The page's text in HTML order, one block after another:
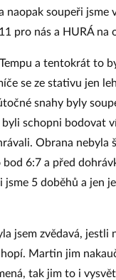
naopak soupeři jsme
pro nás a HURÁ na
a tentokrát to
se ze stativu jen
snahy byly
schopni bodovat
Obrana nebyla
6:7 a před
jsme 5 doběhů a jen
jsem zvědavá, jestli
Martin jim
tak jim to i